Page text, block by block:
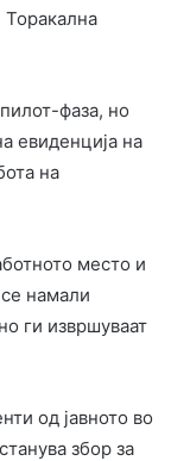
Торакална
фаза, но
евиденција на
на
место и
намали
ги извршуваат
од јавното во
збор за